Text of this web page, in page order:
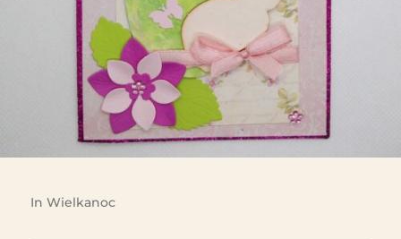
In Wielkanoc